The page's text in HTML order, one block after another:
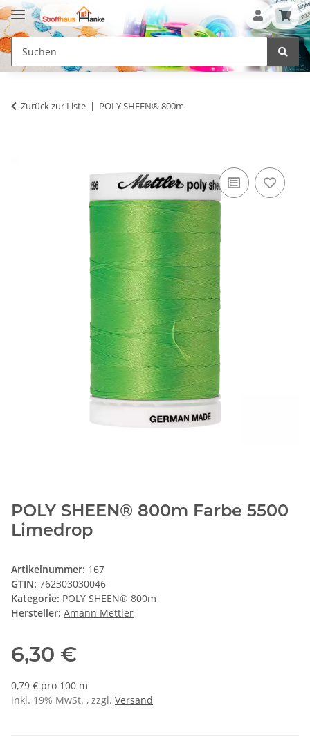
Zurück zur Liste POLY SHEEN® 800m
POLY SHEEN® 800m Farbe 5500
Limedrop
Artikelnummer: 167
GTIN: 762303030046
Kategorie: POLY SHEEN® 800m
Hersteller: Amann Mettler
6,30 €
0,79 € pro 100 m
inkl. 19% MwSt. , zzgl. Versand